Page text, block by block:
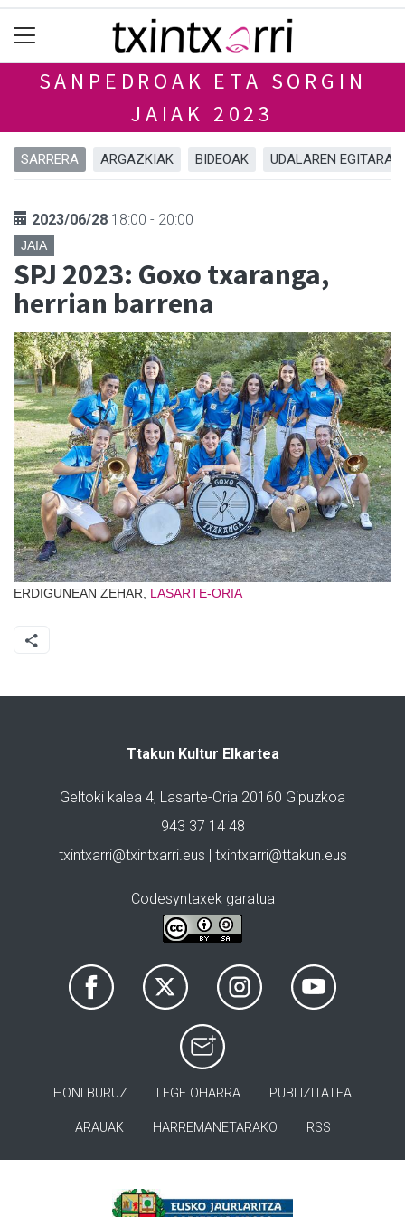
SANPEDROAK ETA SORGIN
JAIAK 2023
SARRERA ARGAZKIAK BIDEOAK UDALAREN
2023/06/28 18:00 - 20:00
JAIA
SPJ 2023: Goxo txaranga,
herrian barrena
ERDIGUNEAN ZEHAR, LASARTE-ORIA
Ttakun Kultur Elkartea
Geltoki kalea 4, Lasarte-Oria 20160 Gipuzkoa
943 37 14 48
txintxarri@txintxarri.eus | txintxarri@ttakun.eus
Codesyntaxek garatua
HONI BURUZ LEGE OHARRA PUBLIZITATEA
ARAUAK HARREMANETARAKO RSS